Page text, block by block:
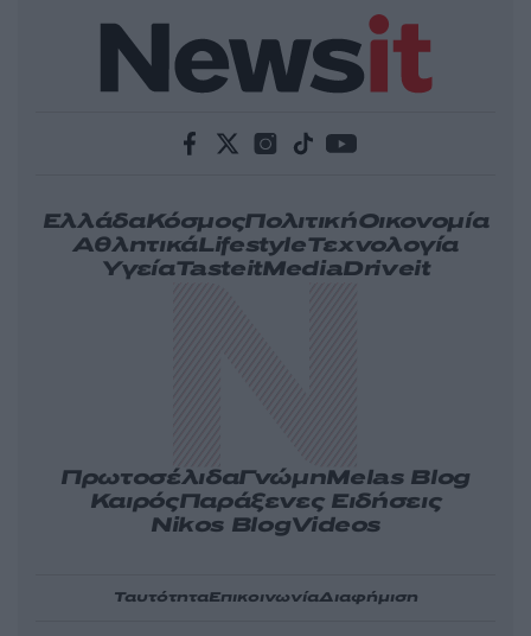
ΕλλάδαΚόσμοςΠολιτικήΟικονομία
ΑθλητικάLifestyleΤεχνολογία
ΥγείαTasteitMediaDriveit
ΠρωτοσέλιδαΓνώμηMelas Blog
ΚαιρόςΠαράξενες Ειδήσεις
Nikos BlogVideos
ΤαυτότηταΕπικοινωνίαΔιαφήμιση